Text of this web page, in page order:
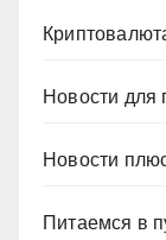
Новости для
Новости
Питаемся в